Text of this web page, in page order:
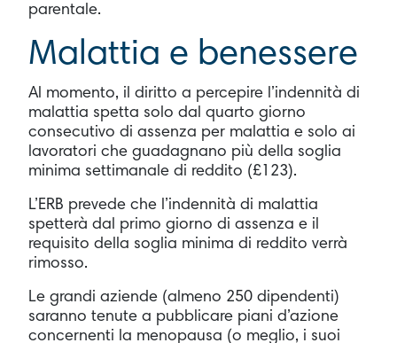
parentale.
Malattia e benessere
Al momento, il diritto a percepire l’indennità di
malattia spetta solo dal quarto giorno
consecutivo di assenza per malattia e solo ai
lavoratori che guadagnano più della soglia
minima settimanale di reddito (£123).
L’ERB prevede che l’indennità di malattia
spetterà dal primo giorno di assenza e il
requisito della soglia minima di reddito verrà
rimosso.
Le grandi aziende (almeno 250 dipendenti)
saranno tenute a pubblicare piani d’azione
concernenti la menopausa (o meglio, i suoi